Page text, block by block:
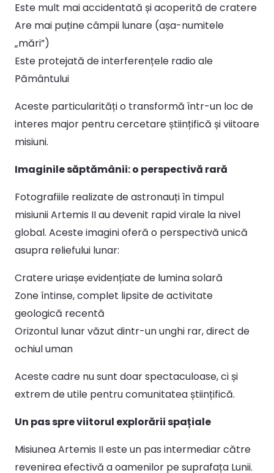
Este mult mai accidentată și acoperită de cratere
Are mai puține câmpii lunare (așa-numitele
„mări”)
Este protejată de interferențele radio ale
Pământului
Aceste particularități o transformă într-un loc de
interes major pentru cercetare științifică și viitoare
misiuni.
Imaginile săptămânii: o perspectivă rară
Fotografiile realizate de astronauți în timpul
misiunii Artemis II au devenit rapid virale la nivel
global. Aceste imagini oferă o perspectivă unică
asupra reliefului lunar:
Cratere uriașe evidențiate de lumina solară
Zone întinse, complet lipsite de activitate
geologică recentă
Orizontul lunar văzut dintr-un unghi rar, direct de
ochiul uman
Aceste cadre nu sunt doar spectaculoase, ci și
extrem de utile pentru comunitatea științifică.
Un pas spre viitorul explorării spațiale
Misiunea Artemis II este un pas intermediar către
revenirea efectivă a oamenilor pe suprafața Lunii.